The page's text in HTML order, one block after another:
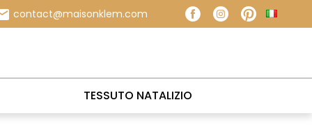
contact@maisonklem.com FacebookInstagram
TESSUTO NATALIZIO